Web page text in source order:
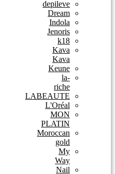
depileve
Dream
Indola
Jenoris
k18
Kava
Kava
Keune
la-
riche
LABEAUTE
L'Oréal
MON
PLATIN
Moroccan
gold
My
Way
Nail